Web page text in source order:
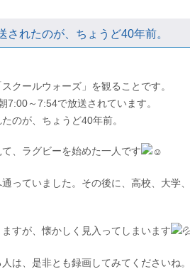
されたのが、ちょうど40年前。
クールウォーズ」を観ることです。
7:00～7:54で放送されています。
のが、ちょうど40年前。
、ラグビーを始めた一人です
っていました。その後に、高校、大学
すが、懐かしく見入ってしまいます
は、是非とも録画してみてくださいね。